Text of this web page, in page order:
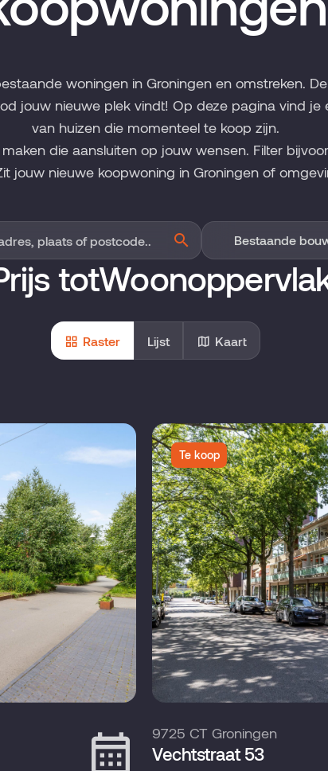
woningen in Groningen en omstreken.
jouw nieuwe plek vindt! Op deze pagina vind
van huizen die momenteel te koop zijn.
die aansluiten op jouw wensen. Filter
jouw nieuwe koopwoning in Groningen of
tot
Raster Lijst Kaart
Te koop
9725 CT Groningen
Vechtstraat 53